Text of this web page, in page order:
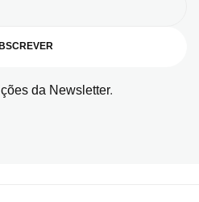
da Newsletter.